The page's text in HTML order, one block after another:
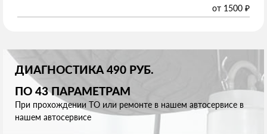
от 1500 ₽
ДИАГНОСТИКА 490 РУБ.
ПО 43 ПАРАМЕТРАМ
При прохождении ТО или ремонте в нашем автосервисе в
нашем автосервисе